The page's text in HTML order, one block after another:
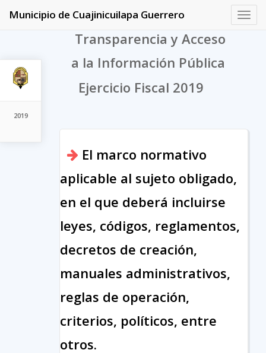
2019
Municipio de Cuajinicuilapa Guerrero
Transparencia y Acceso
a la Información Pública
Ejercicio Fiscal 2019
El marco normativo
aplicable al sujeto obligado,
en el que deberá incluirse
leyes, códigos, reglamentos,
decretos de creación,
manuales administrativos,
reglas de operación,
criterios, políticos, entre
otros.